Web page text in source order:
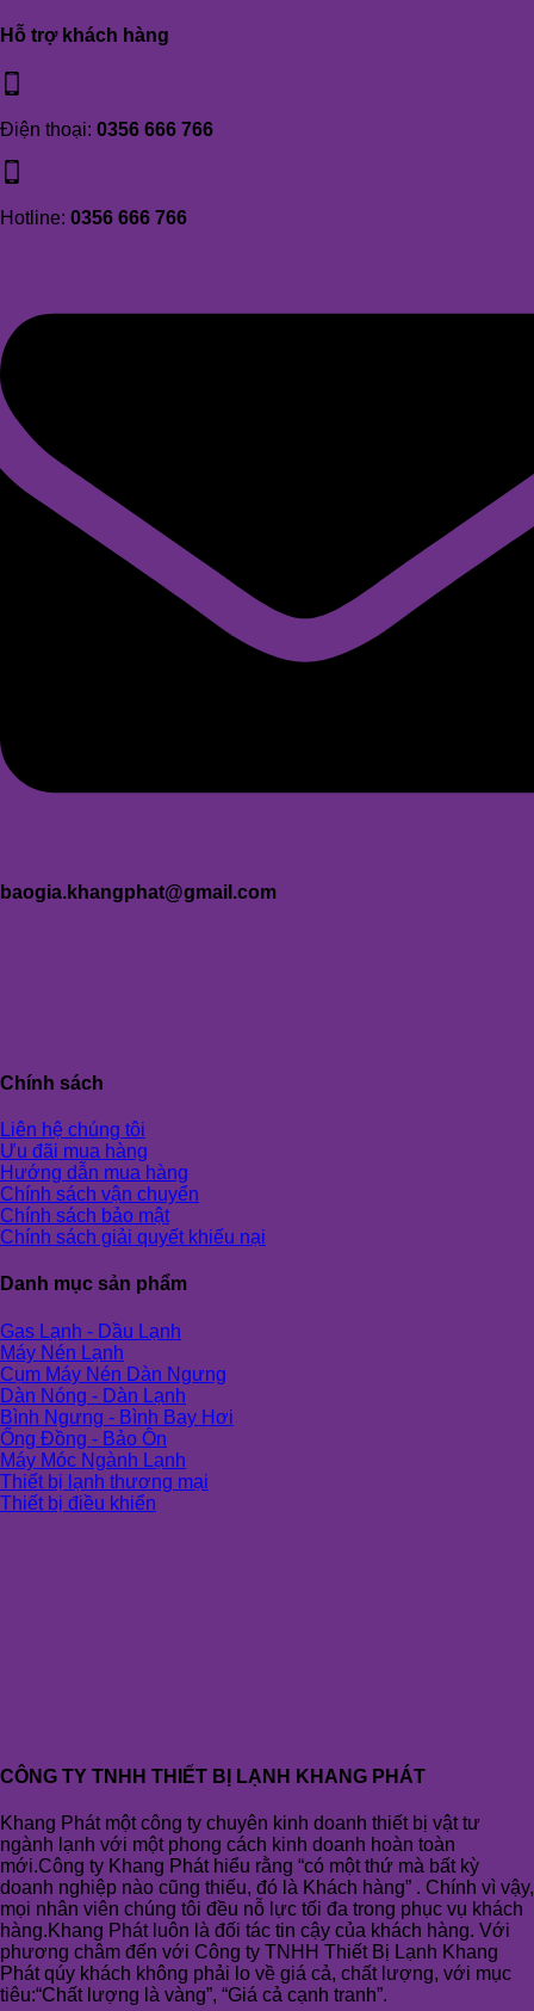
Hỗ trợ khách hàng
Điện thoại: 0356 666 766
Hotline: 0356 666 766
baogia.khangphat@gmail.com
Chính sách
Liên hệ chúng tôi
Ưu đãi mua hàng
Hướng dẫn mua hàng
Chính sách vận chuyển
Chính sách bảo mật
Chính sách giải quyết khiếu nại
Danh mục sản phẩm
Gas Lạnh - Dầu Lạnh
Máy Nén Lạnh
Cụm Máy Nén Dàn Ngưng
Dàn Nóng - Dàn Lạnh
Bình Ngưng - Bình Bay Hơi
Ống Đồng - Bảo Ôn
Máy Móc Ngành Lạnh
Thiết bị lạnh thương mại
Thiết bị điều khiển
CÔNG TY TNHH THIẾT BỊ LẠNH KHANG PHÁT
Khang Phát một công ty chuyên kinh doanh thiết bị vật tư
ngành lạnh với một phong cách kinh doanh hoàn toàn
mới.Công ty Khang Phát hiểu rằng “có một thứ mà bất kỳ
doanh nghiệp nào cũng thiếu, đó là Khách hàng” . Chính vì vậy,
mọi nhân viên chúng tôi đều nỗ lực tối đa trong phục vụ khách
hàng.Khang Phát luôn là đối tác tin cậy của khách hàng. Với
phương châm đến với Công ty TNHH Thiết Bị Lạnh Khang
Phát qúy khách không phải lo về giá cả, chất lượng, với mục
tiêu:“Chất lượng là vàng”, “Giá cả cạnh tranh”.